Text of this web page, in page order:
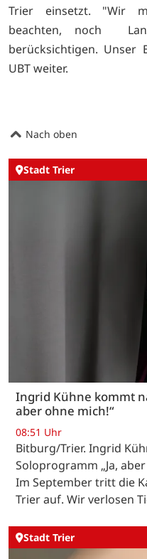
Trier einsetzt. "Wir
beachten, noch
berücksichtigen.
UBT weiter.
Nach oben
Stadt Trier
Ingrid Kühne kommt
aber ohne mich!“
08:51 Uhr
Bitburg/Trier. Ingrid
Soloprogramm „Ja,
Im September tritt die
Trier auf. Wir verlosen
Stadt Trier